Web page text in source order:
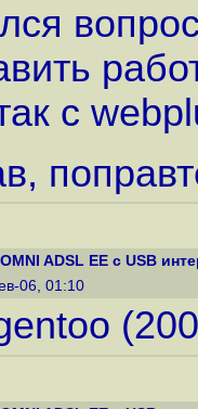
с
ADSL EE с USB
06, 01:10